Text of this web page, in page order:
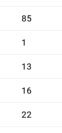
85
1
13
16
22